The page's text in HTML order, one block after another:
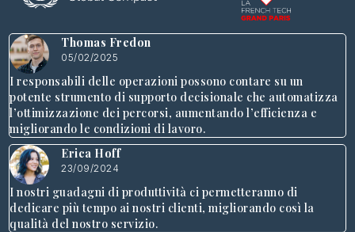
Thomas Fredon
05/02/2025
I responsabili delle operazioni possono contare su un
potente strumento di supporto decisionale che automatizza
l’ottimizzazione dei percorsi, aumentando l’efficienza e
migliorando le condizioni di lavoro.
Erica Hoff
23/09/2024
I nostri guadagni di produttività ci permetteranno di
dedicare più tempo ai nostri clienti, migliorando così la
qualità del nostro servizio.